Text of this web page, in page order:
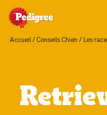
Accueil Conseils Chien Les